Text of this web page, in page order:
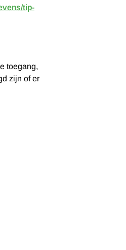
tip-
toegang,
zijn of er